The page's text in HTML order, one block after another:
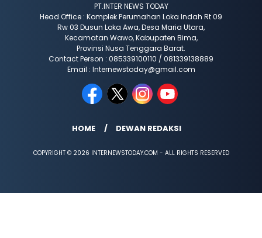
PT.INTER NEWS TODAY
Head Office : Komplek Perumahan Loka Indah Rt 09
Rw 03 Dusun Loka Awa, Desa Maria Utara,
Kecamatan Wawo, Kabupaten Bima,
Provinsi Nusa Tenggara Barat.
Contact Person : 085339100110 / 081339138889
Email : Internewstoday@gmail.com
HOME DEWAN REDAKSI
COPYRIGHT © 2026 INTERNEWSTODAY.COM - ALL RIGHTS RESERVED